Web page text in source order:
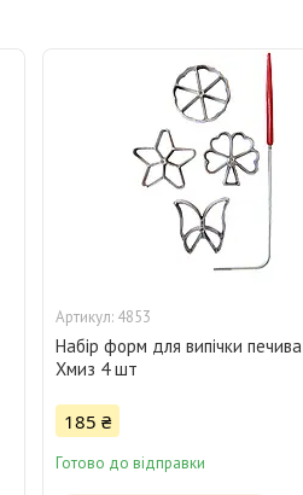
4853
Набір форм для випічки печива
Хмиз 4 шт
185 ₴
Готово до відправки